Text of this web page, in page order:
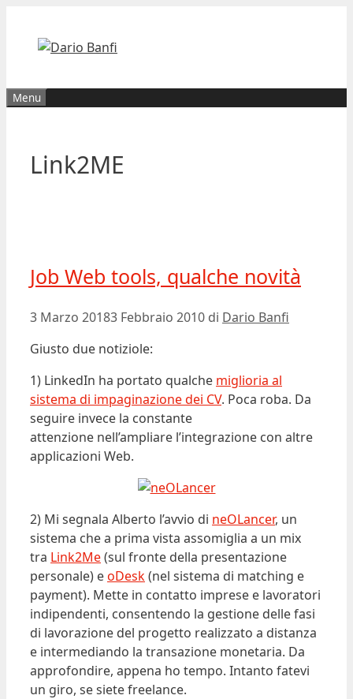
contenuto
Menu
Link2ME
Job Web tools, qualche novità
3 Marzo 20183 Febbraio 2010 di Dario Banfi
Giusto due notiziole:
1) LinkedIn ha portato qualche miglioria al
sistema di impaginazione dei CV. Poca roba. Da
seguire invece la constante
attenzione nell’ampliare l’integrazione con altre
applicazioni Web.
2) Mi segnala Alberto l’avvio di neOLancer, un
sistema che a prima vista assomiglia a un mix
tra Link2Me(sul fronte della presentazione
personale) eoDesk(nel sistema di matching e
payment). Mette in contatto imprese e lavoratori
indipendenti, consentendo la gestione delle fasi
di lavorazione del progetto realizzato a distanza
e intermediando la transazione monetaria. Da
approfondire, appena ho tempo. Intanto fatevi
un giro, se siete freelance.